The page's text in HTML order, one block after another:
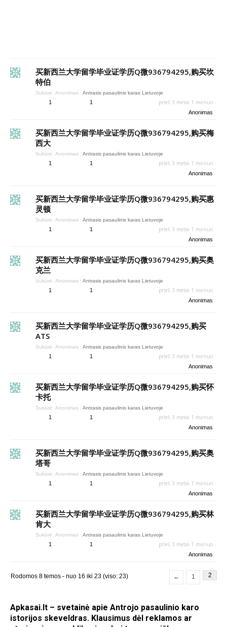
买新西兰大学留学毕业证学历Q微936794295,购买坎
特伯
Sukūrė: Anonimas : Antrasis pasaulinis karas Lietuvoje
1 1 prieš 3 metai 1 mėnuo
Anonimas
买新西兰大学留学毕业证学历Q微936794295,购买梅
西大
Sukūrė: Anonimas : Antrasis pasaulinis karas Lietuvoje
1 1 prieš 3 metai 1 mėnuo
Anonimas
买新西兰大学留学毕业证学历Q微936794295,购买惠
灵顿
Sukūrė: Anonimas : Antrasis pasaulinis karas Lietuvoje
1 1 prieš 3 metai 1 mėnuo
Anonimas
买新西兰大学留学毕业证学历Q微936794295,购买奥
克兰
Sukūrė: Anonimas : Antrasis pasaulinis karas Lietuvoje
1 1 prieš 3 metai 1 mėnuo
Anonimas
买新西兰大学留学毕业证学历Q微936794295,购买
ATS
Sukūrė: Anonimas : Antrasis pasaulinis karas Lietuvoje
1 1 prieš 3 metai 1 mėnuo
Anonimas
买新西兰大学留学毕业证学历Q微936794295,购买怀
卡托
Sukūrė: Anonimas : Antrasis pasaulinis karas Lietuvoje
1 1 prieš 3 metai 1 mėnuo
Anonimas
买新西兰大学留学毕业证学历Q微936794295,购买奥
塔哥
Sukūrė: Anonimas : Antrasis pasaulinis karas Lietuvoje
1 1 prieš 3 metai 1 mėnuo
Anonimas
买新西兰大学留学毕业证学历Q微936794295,购买林
肯大
Sukūrė: Anonimas : Antrasis pasaulinis karas Lietuvoje
1 1 prieš 3 metai 1 mėnuo
Anonimas
Rodomos 8 temos - nuo 16 iki 23 (viso: 23) ← 1 2
Apkasai.lt – svetainė apie Antrojo pasaulinio karo
istorijos skeveldras. Klausimus dėl reklamos ar